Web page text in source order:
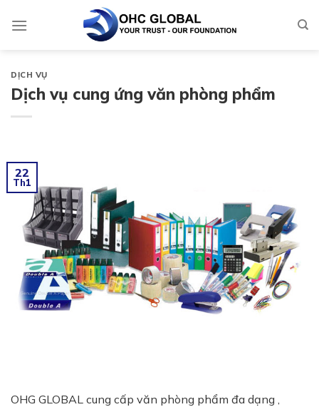
DỊCH VỤ
Dịch vụ cung ứng văn phòng phẩm
22
Th1
OHG GLOBAL cung cấp văn phòng phẩm đa dạng ,